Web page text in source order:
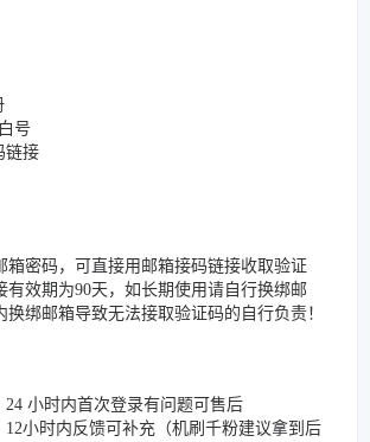
号
链接
箱密码，可直接用邮箱接码链接收取验证
有效期为90天，如长期使用请自行换绑邮
换绑邮箱导致无法接取验证码的自行负责！
24 小时内首次登录有问题可售后
12小时内反馈可补充（机刷千粉建议拿到后